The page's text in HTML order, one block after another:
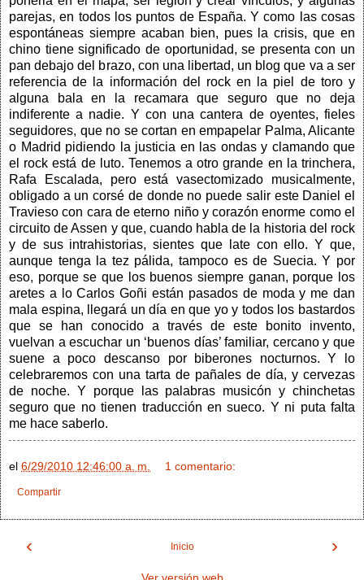
parejas, en todos los puntos de España. Y como las cosas
espontáneas siempre acaban bien, pues la crisis, que en
chino tiene significado de oportunidad, se presenta con un
pan debajo del brazo, con una libertad, un blog que va a ser
referencia de la información del rock en la piel de toro y
alguna bala en la recamara que seguro que no deja
indiferente a nadie. Y con una cantera de oyentes, fieles
seguidores, que no se cortan en empapelar Palma, Alicante
o Madrid pidiendo la justicia en las ondas y clamando que
el rock está de luto. Tenemos a otro grande en la trinchera,
Rafa Escalada, pero está vasectomizado musicalmente,
obligado a un corsé de donde no puede salir este Daniel el
Travieso con cara de eterno niño y corazón enorme como el
circuito de Assen y que, cuando habla de la historia del rock
y de sus intrahistorias, sientes que late con ello. Y que,
aunque tenga la tez pálida, tampoco es de Suecia. Y por
eso, porque se que los buenos siempre ganan, porque los
aretes a lo Carlos Goñi están pasados de moda y me dan
mala espina, llegará un día en que yo y todos los bastardos
que se han conocido a través de este bonito invento,
vuelvan a escuchar un ‘buenos días’ familiar, cercano y que
suene a poco descanso por biberones nocturnos. Y lo
celebraremos con una tarta de pañales de día, y cervezas
de noche. Y porque las palabras musicón y chinchetas
seguro que no tienen traducción en sueco. Y ni puta falta
me hace saberlo.
el 6/29/2010 12:46:00 a. m. 1 comentario:
Compartir
‹ ›
Inicio
Ver versión web